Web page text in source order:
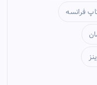
فرانسه